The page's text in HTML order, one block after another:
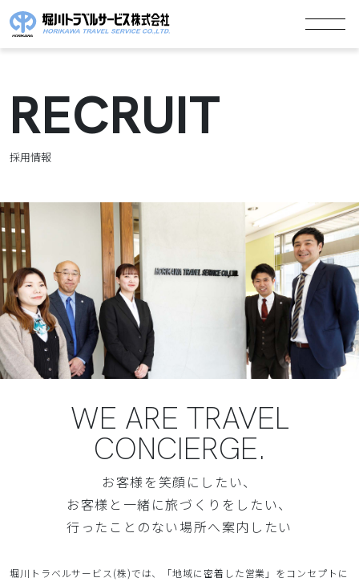
採用情報
RECRUIT
WE ARE TRAVEL
CONCIERGE.
お客様を笑顔にしたい、
お客様と一緒に旅づくりをしたい、
行ったことのない場所へ案内したい
堀川トラベルサービス(株)では、「地域に密着した営業」をコンセプトに